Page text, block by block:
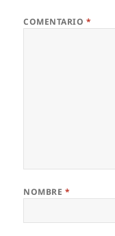
COMENTARIO *
NOMBRE *